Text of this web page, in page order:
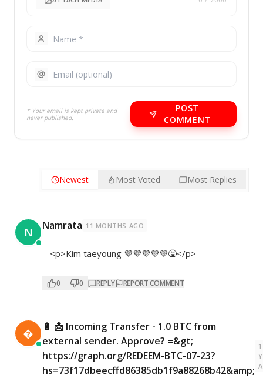
* Your email is kept private and
never published.
POST
COMMENT
Newest Most Voted Most Replies
N Namrata 11 MONTHS AGO
<p>Kim taeyoung 💜💜💜💜💜🤮</p>
0 0 REPLY REPORT COMMENT

🔋 📩 Incoming Transfer - 1.0 BTC from
external sender. Approve? =&gt;
https://graph.org/REDEEM-BTC-07-23?
hs=73f17dbeecffd86385db1f9a88268b42&amp;
1